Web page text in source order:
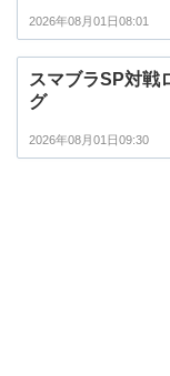
2026年08月01日08:01
スマブラSP対戦
グ
2026年08月01日09:30